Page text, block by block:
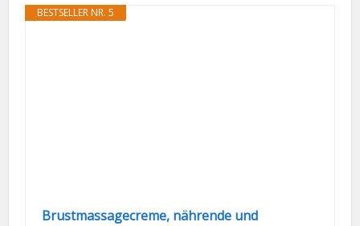
BESTSELLER NR. 5
Brustmassagecreme, nährende und